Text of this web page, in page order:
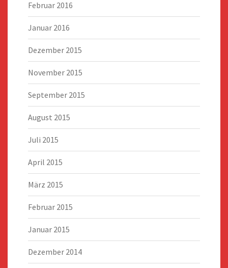
Februar 2016
Januar 2016
Dezember 2015
November 2015
September 2015
August 2015
Juli 2015
April 2015
März 2015
Februar 2015
Januar 2015
Dezember 2014